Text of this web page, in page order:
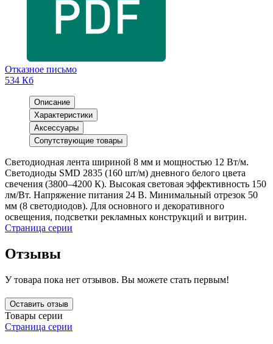
Отказное письмо
534 Кб
Описание
Характеристики
Аксессуары
Сопутствующие товары
Светодиодная лента шириной 8 мм и мощностью 12 Вт/м.
Светодиоды SMD 2835 (160 шт/м) дневного белого цвета
свечения (3800–4200 К). Высокая световая эффективность 150
лм/Вт. Напряжение питания 24 В. Минимальный отрезок 50
мм (8 светодиодов). Для основного и декоративного
освещения, подсветки рекламных конструкций и витрин.
Страница серии
Отзывы
У товара пока нет отзывов. Вы можете стать первым!
Оставить отзыв
Товары серии
Страница серии